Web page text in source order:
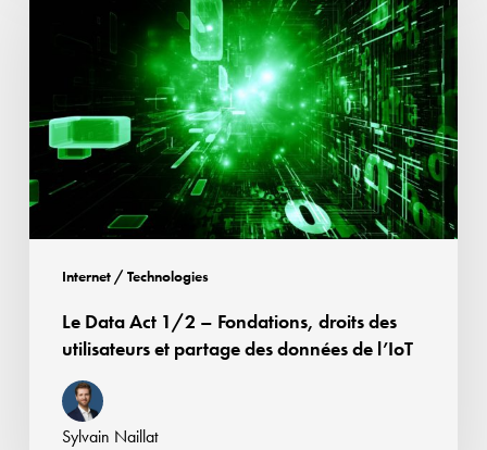
Internet / Technologies
Fondations,
droits
des
utilisateurs
et
partage
donnéesLe Data Act 1/2 – Fondations, droits des
utilisateurs et partage des données de l’IoT
Sylvain Naillat